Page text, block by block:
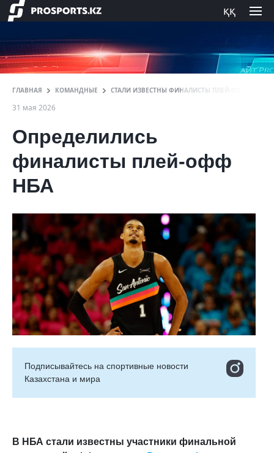
ққ
ГЛАВНАЯ КОМАНДНЫЕ СТАЛИ ИЗВЕСТНЫ ФИНАЛИСТЫ ПЛЕЙ‑ОФФ НБА
31 мая 2026
Определились
финалисты плей‑офф
НБА
Подписывайтесь на cпортивные новости
Казахстана и мира
В НБА стали известны участники финальной